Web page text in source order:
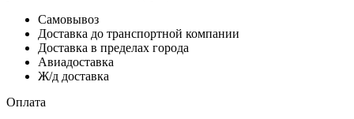
Самовывоз
Доставка до транспортной компании
Доставка в пределах города
Авиадоставка
Ж/д доставка
Оплата